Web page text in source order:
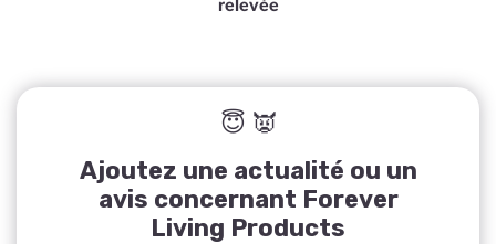
relevée
😇 👿
Ajoutez une actualité ou un
avis concernant Forever
Living Products